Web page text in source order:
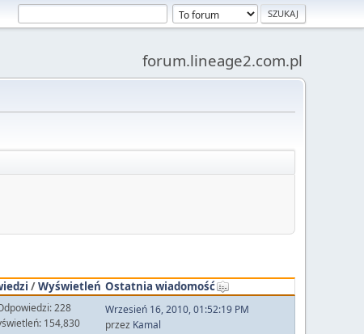
forum.lineage2.com.pl
/Wyświetleń Ostatnia wiadomość
228
154,830
Wrzesień 16, 2010, 01:52:19 PM
przez Kamal